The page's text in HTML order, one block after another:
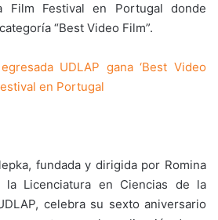
Film Festival en Portugal donde
“Best Video Film”.
UDLAP gana ‘Best Video
en Portugal
fundada y dirigida por Romina
la Licenciatura en Ciencias de la
celebra su sexto aniversario